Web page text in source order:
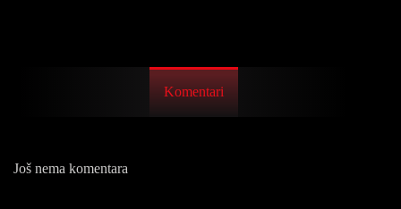
Komentari
Još nema komentara